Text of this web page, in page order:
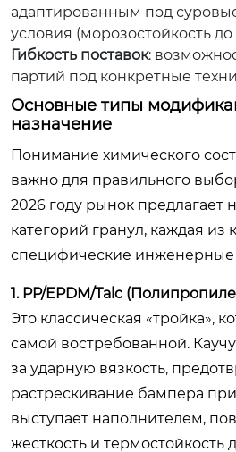
адаптированным под
условия (морозостойкость
Гибкость поставок:
партий под конкретные
Основные типы
назначение
Понимание химического
важно для правильного
2026 году рынок предлагает
категорий гранул, каждая из
специфические инженерные
1. PP/EPDM/Talc
Это классическая «тройка»,
самой востребованной.
за ударную вязкость,
растрескивание бампера при
выступает наполнителем,
жесткость и термостойкость